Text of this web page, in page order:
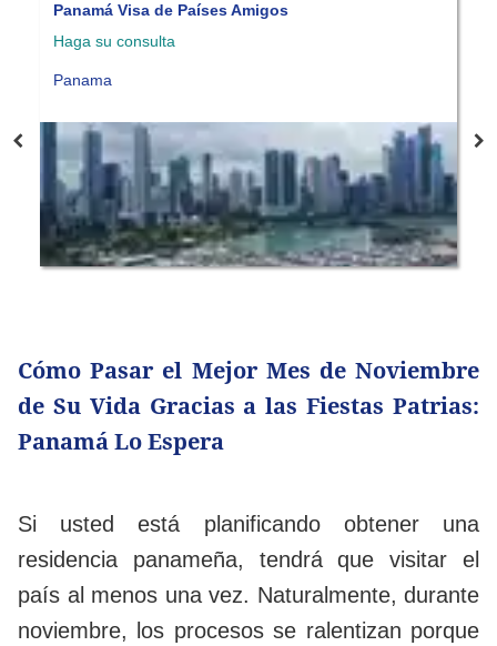
Panamá Visa de Reforestación
Cómo Pasar el Mejor Mes de Noviembre
de Su Vida Gracias a las Fiestas Patrias:
Panamá Lo Espera
Si usted está planificando obtener una
residencia panameña, tendrá que visitar el
país al menos una vez. Naturalmente, durante
noviembre, los procesos se ralentizan porque